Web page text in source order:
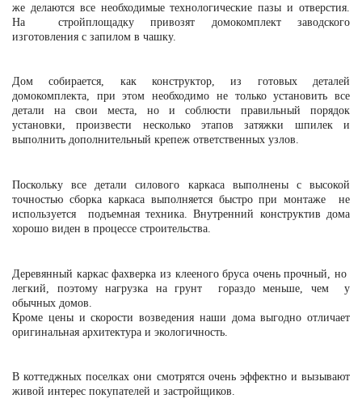
же делаются все необходимые технологические пазы и отверстия.
На стройплощадку привозят домокомплект заводского
изготовления с запилом в чашку.
Дом собирается, как конструктор, из готовых деталей
домокомплекта, при этом необходимо не только установить все
детали на свои места, но и соблюсти правильный порядок
установки, произвести несколько этапов затяжки шпилек и
выполнить дополнительный крепеж ответственных узлов.
Поскольку все детали силового каркаса выполнены с высокой
точностью сборка каркаса выполняется быстро при монтаже не
используется подъемная техника.Внутренний конструктив дома
хорошо виден в процессе строительства.
Деревянный каркас фахверка из клееного бруса очень прочный, но
легкий, поэтому нагрузка на грунт гораздо меньше, чем у
обычных домов.
Кроме цены и скорости возведения наши дома выгодно отличает
оригинальная архитектура и экологичность.
В коттеджных поселках они смотрятся очень эффектно и вызывают
живой интерес покупателей и застройщиков.